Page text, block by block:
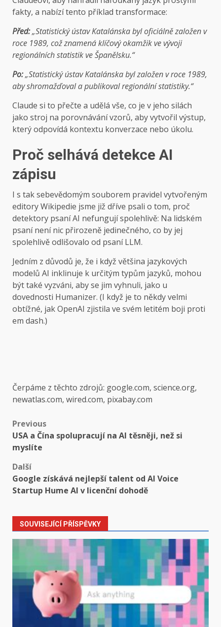
fakty, a nabízí tento příklad transformace:
Před:„Statistický ústav Katalánska byl oficiálně založen v
roce 1989, což znamená klíčový okamžik ve vývoji
regionálních statistik ve Španělsku.“
Po:„Statistický ústav Katalánska byl založen v roce 1989,
aby shromažďoval a publikoval regionální statistiky.“
Claude si to přečte a udělá vše, co je v jeho silách
jako stroj na porovnávání vzorů, aby vytvořil výstup,
který odpovídá kontextu konverzace nebo úkolu.
Proč selhává detekce AI
zápisu
I s tak sebevědomým souborem pravidel vytvořeným
editory Wikipedie jsme již dříve psali o tom, proč
detektory psaní AI nefungují spolehlivě: Na lidském
psaní není nic přirozeně jedinečného, ​​co by jej
spolehlivě odlišovalo od psaní LLM.
Jedním z důvodů je, že i když většina jazykových
modelů AI inklinuje k určitým typům jazyků, mohou
být také vyzváni, aby se jim vyhnuli, jako u
dovednosti Humanizer. (I když je to někdy velmi
obtížné, jak OpenAI zjistila ve svém letitém boji proti
em dash.)
Čerpáme z těchto zdrojů: google.com, science.org,
newatlas.com, wired.com, pixabay.com
Post
navigation
Previous
USA a Čína spolupracují na AI těsněji, než si
myslíte
Další
Google získává nejlepší talent od AI Voice
Startup Hume AI v licenční dohodě
SOUVISEJÍCÍ PŘÍSPĚVKY